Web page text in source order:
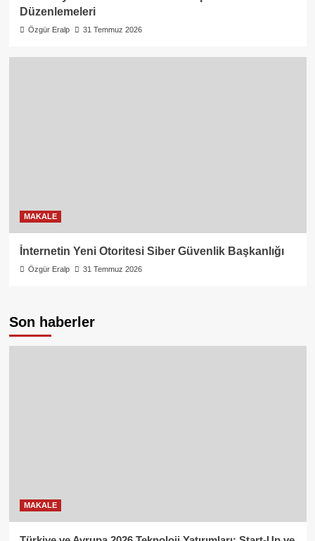
Düzenlemeleri
Özgür Eralp 31 Temmuz 2026
MAKALE
İnternetin Yeni Otoritesi Siber Güvenlik Başkanlığı
Özgür Eralp 31 Temmuz 2026
Son haberler
MAKALE